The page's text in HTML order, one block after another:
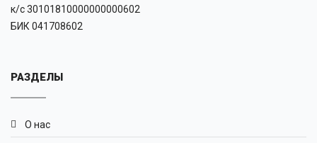
к/с 30101810000000000602
БИК 041708602
РАЗДЕЛЫ
О нас